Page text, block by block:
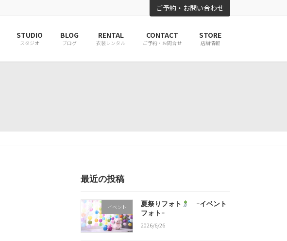
ご予約・お問い合わせ
STUDIO
スタジオ
BLOG
ブログ
RENTAL
衣装レンタル
CONTACT
ご予約・お問合せ
STORE
店舗情報
最近の投稿
イベント 夏祭りフォト
-イベント
フォト-
2026/6/26